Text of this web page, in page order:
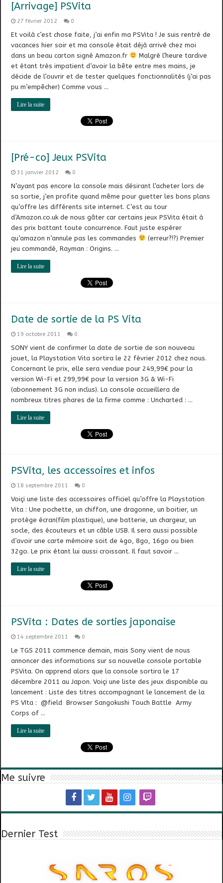
[Arrivage] PSVita
27 février 2012 0
Et voilà c’est chose faite, j’ai enfin ma PSVita ! Je suis rentré de
vacances hier soir et ma console était déjà arrivé chez moi
dans un beau carton signé Amazon.fr
Malgré l’heure tardive
et étant très impatient d’avoir la bête entre mes mains, je
décide de l’ouvrir et de tester quelques fonctionnalités (j’ai pas
pu m’empêcher) Comme vous …
Lire la suite
[Pré-co] Jeux PSVita
31 janvier 2012 0
N’ayant pas encore la console mais désirant l’acheter lors de
sa sortie, j’en profite quand même pour guetter les bons plans
qu’offre les différents site internet. C’est au tour
d’Amazon.co.uk de nous gâter car certains jeux PSVita était à
des prix battant toute concurrence. Faut juste espérer
qu’amazon n’annule pas les commandes
(erreur?!?) Premier
jeu commandé, Rayman : Origins. …
Lire la suite
Date de sortie de la PS Vita
19 octobre 2011 0
SONY vient de confirmer la date de sortie de son nouveau
jouet, la Playstation Vita sortira le 22 février 2012 chez nous.
Concernant le prix, elle sera vendue pour 249,99€ pour la
version Wi-Fi et 299,99€ pour la version 3G & Wi-Fi
(abonnement 3G non inclus). La console accueillera de
nombreux titres phares de la firme comme : Uncharted : …
Lire la suite
PSVita, les accessoires et infos
18 septembre 2011 0
Voiçi une liste des accessoires officiel qu’offre la Playstation
Vita : Une pochette, un chiffon, une dragonne, un boitier, un
protège écran(film plastique), une batterie, un chargeur, un
socle, des écouteurs et un câble USB. Il sera aussi possible
d’avoir une carte mémoire soit de 4go, 8go, 16go ou bien
32go. Le prix étant lui aussi croissant. Il faut savoir …
Lire la suite
PSVita : Dates de sorties japonaise
14 septembre 2011 0
Le TGS 2011 commence demain, mais Sony vient de nous
annoncer des informations sur sa nouvelle console portable
PSVita. On apprend alors que la console sortira le 17
décembre 2011 au Japon. Voiçi une liste des jeux disponible au
lancement : Liste des titres accompagnant le lancement de la
PS VIta : @field Browser Sangokushi Touch Battle Army
Corps of …
Lire la suite
Me suivre
Dernier Test